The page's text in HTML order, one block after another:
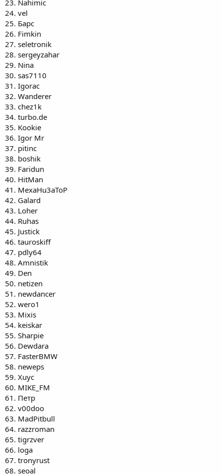
23. Nahimic
24. vel
25. Барс
26. Fimkin
27. seletronik
28. sergeyzahar
29. Nina
30. sas7110
31. Igorac
32. Wanderer
33. chez1k
34. turbo.de
35. Kookie
36. Igor Mr
37. pitinc
38. boshik
39. Faridun
40. HitMan
41. MexaHu3aToP
42. Galard
43. Loher
44. Ruhas
45. Justick
46. tauroskiff
47. pdly64
48. Amnistik
49. Den
50. netizen
51. newdancer
52. wero1
53. Mixis
54. keiskar
55. Sharpie
56. Dewdara
57. FasterBMW
58. neweps
59. Хuyc
60. MIKE_FM
61. Петр
62. v00doo
63. MadPitbull
64. razzroman
65. tigrzver
66. loga
67. tronyrust
68. seoal